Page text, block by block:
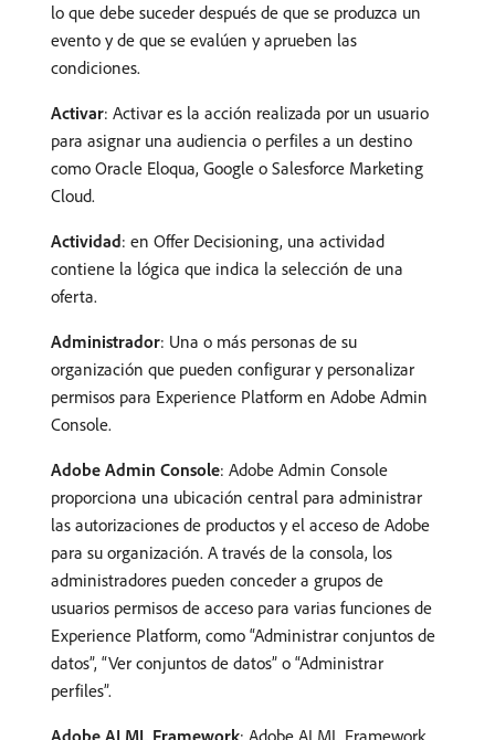
lo que debe suceder después de que se produzca un
evento y de que se evalúen y aprueben las
condiciones.
Activar: Activar es la acción realizada por un usuario
para asignar una audiencia o perfiles a un destino
como Oracle Eloqua, Google o Salesforce Marketing
Cloud.
Actividad: en Offer Decisioning, una actividad
contiene la lógica que indica la selección de una
oferta.
Administrador: Una o más personas de su
organización que pueden configurar y personalizar
permisos para Experience Platform en Adobe Admin
Console.
Adobe Admin Console: Adobe Admin Console
proporciona una ubicación central para administrar
las autorizaciones de productos y el acceso de Adobe
para su organización. A través de la consola, los
administradores pueden conceder a grupos de
usuarios permisos de acceso para varias funciones de
Experience Platform, como “Administrar conjuntos de
datos”, “Ver conjuntos de datos” o “Administrar
perfiles”.
Adobe AI ML Framework: Adobe AI ML Framework